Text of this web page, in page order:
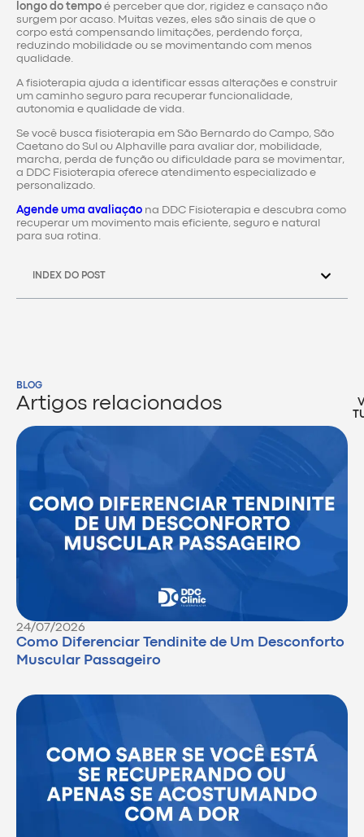
longo do tempo é perceber que dor, rigidez e cansaço não
surgem por acaso. Muitas vezes, eles são sinais de que o
corpo está compensando limitações, perdendo força,
reduzindo mobilidade ou se movimentando com menos
qualidade.
A fisioterapia ajuda a identificar essas alterações e construir
um caminho seguro para recuperar funcionalidade,
autonomia e qualidade de vida.
Se você busca fisioterapia em São Bernardo do Campo, São
Caetano do Sul ou Alphaville para avaliar dor, mobilidade,
marcha, perda de função ou dificuldade para se movimentar,
a DDC Fisioterapia oferece atendimento especializado e
personalizado.
Agende uma avaliação na DDC Fisioterapia e descubra como
recuperar um movimento mais eficiente, seguro e natural
para sua rotina.
INDEX DO POST
BLOG
Artigos relacionados
24/07/2026
Como Diferenciar Tendinite de Um Desconforto
Muscular Passageiro